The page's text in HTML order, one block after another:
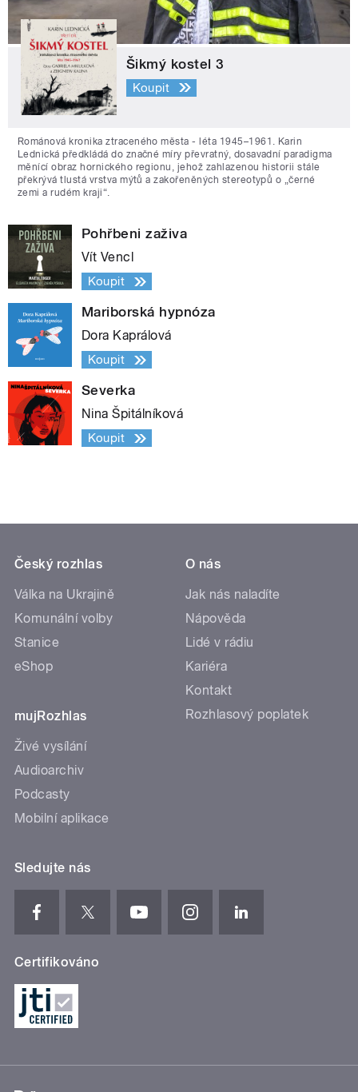
Šikmý kostel 3
Koupit
Románová kronika ztraceného města - léta 1945–1961. Karin
Lednická předkládá do značné míry převratný, dosavadní paradigma
měnící obraz hornického regionu, jehož zahlazenou historii stále
překrývá tlustá vrstva mýtů a zakořeněných stereotypů o „černé
zemi a rudém kraji“.
Pohřbeni zaživa
Vít Vencl
Koupit
Mariborská hypnóza
Dora Kaprálová
Koupit
Severka
Nina Špitálníková
Koupit
Český rozhlas
Válka na Ukrajině
Komunální volby
Stanice
eShop
mujRozhlas
Živé vysílání
Audioarchiv
Podcasty
Mobilní aplikace
O nás
Jak nás naladíte
Nápověda
Lidé v rádiu
Kariéra
Kontakt
Rozhlasový poplatek
Sledujte nás
Certifikováno